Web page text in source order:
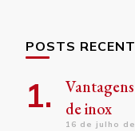
POSTS
de inox
16 de julho